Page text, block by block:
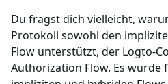
Du fragst dich vielleicht,
Protokoll sowohl den
Flow unterstützt, der Logto-
Authorization Flow. Es wurde